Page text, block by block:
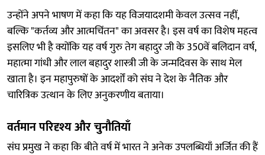
उन्होंने अपने भाषण में कहा कि यह विजयादशमी केवल उत्सव नहीं,
बल्कि "कर्तव्य और आत्मचिंतन" का अवसर है। इस वर्ष का विशेष महत्व
इसलिए भी है क्योंकि यह वर्ष गुरु तेग बहादुर जी के 350वें बलिदान वर्ष,
महात्मा गांधी और लाल बहादुर शास्त्री जी के जन्मदिवस के साथ मेल
खाता है। इन महापुरुषों के आदर्शों को संघ ने देश के नैतिक और
चारित्रिक उत्थान के लिए अनुकरणीय बताया।
वर्तमान परिदृश्य और चुनौतियाँ
संघ प्रमुख ने कहा कि बीते वर्ष में भारत ने अनेक उपलब्धियाँ अर्जित की हैं